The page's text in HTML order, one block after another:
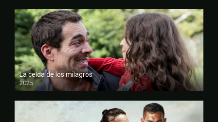
La celda de los milagros
2025
FULL HD